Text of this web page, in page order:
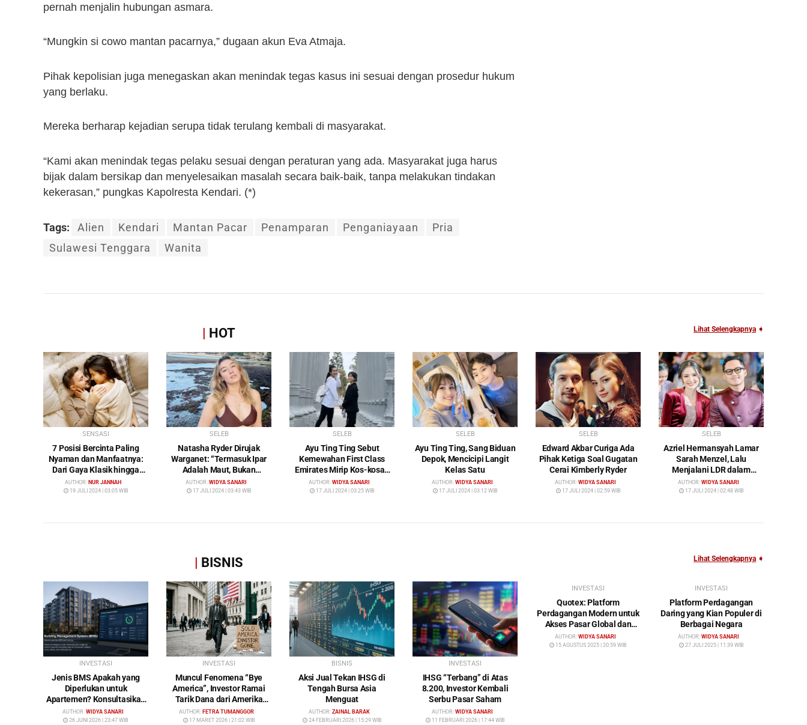
pernah menjalin hubungan asmara.
“Mungkin si cowo mantan pacarnya,” dugaan akun Eva Atmaja.
Pihak kepolisian juga menegaskan akan menindak tegas kasus ini sesuai dengan prosedur hukum
yang berlaku.
Mereka berharap kejadian serupa tidak terulang kembali di masyarakat.
“Kami akan menindak tegas pelaku sesuai dengan peraturan yang ada. Masyarakat juga harus
bijak dalam bersikap dan menyelesaikan masalah secara baik-baik, tanpa melakukan tindakan
kekerasan,” pungkas Kapolresta Kendari. (*)
Tags: Alien Kendari Mantan Pacar Penamparan Penganiayaan
Pria
Sulawesi Tenggara
Wanita
| HOT Lihat Selengkapnya ➧
SENSASI
7 Posisi Bercinta Paling
Nyaman dan Manfaatnya:
Dari Gaya Klasik hingga
Gunting
AUTHOR: NUR JANNAH
19 JULI 2024 | 03:05 WIB
SELEB
Natasha Ryder Dirujak
Warganet: “Termasuk Ipar
Adalah Maut, Bukan
Mendamaikan Malah
Menyiram Bensin”
AUTHOR: WIDYA SANARI
17 JULI 2024 | 03:43 WIB
SELEB
Ayu Ting Ting Sebut
Kemewahan First Class
Emirates Mirip Kos-kosan
Mewah
AUTHOR: WIDYA SANARI
17 JULI 2024 | 03:25 WIB
SELEB
Ayu Ting Ting, Sang Biduan
Depok, Mencicipi Langit
Kelas Satu
AUTHOR: WIDYA SANARI
17 JULI 2024 | 03:12 WIB
SELEB
Edward Akbar Curiga Ada
Pihak Ketiga Soal Gugatan
Cerai Kimberly Ryder
AUTHOR: WIDYA SANARI
17 JULI 2024 | 02:59 WIB
SELEB
Azriel Hermansyah Lamar
Sarah Menzel, Lalu
Menjalani LDR dalam
Waktu yang Cukup Lama
AUTHOR: WIDYA SANARI
17 JULI 2024 | 02:48 WIB
| BISNIS Lihat Selengkapnya ➧
INVESTASI
Jenis BMS Apakah yang
Diperlukan untuk
Apartemen? Konsultasikan
Keperluan Anda Bersama
Bybamms!
AUTHOR: WIDYA SANARI
26 JUNI 2026 | 23:47 WIB
INVESTASI
Muncul Fenomena “Bye
America”, Investor Ramai
Tarik Dana dari Amerika
Serikat: Wall Street Mulai
Ditinggalkan
AUTHOR: FETRA TUMANGGOR
17 MARET 2026 | 21:02 WIB
BISNIS
Aksi Jual Tekan IHSG di
Tengah Bursa Asia
Menguat
AUTHOR: ZAINAL BARAK
24 FEBRUARI 2026 | 15:29 WIB
INVESTASI
IHSG “Terbang” di Atas
8.200, Investor Kembali
Serbu Pasar Saham
AUTHOR: WIDYA SANARI
11 FEBRUARI 2026 | 17:44 WIB
INVESTASI
Quotex: Platform
Perdagangan Modern untuk
Akses Pasar Global dan
Investasi Cerdas
AUTHOR: WIDYA SANARI
15 AGUSTUS 2025 | 20:59 WIB
INVESTASI
Platform Perdagangan
Daring yang Kian Populer di
Berbagai Negara
AUTHOR: WIDYA SANARI
27 JULI 2025 | 11:39 WIB